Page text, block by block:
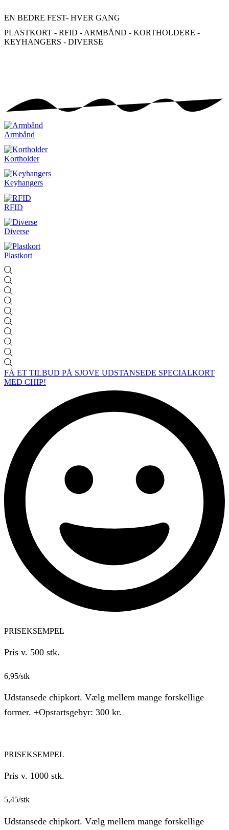
EN BEDRE FEST- HVER GANG
PLASTKORT - RFID - ARMBÅND - KORTHOLDERE -
KEYHANGERS - DIVERSE
Armbånd
Kortholder
Keyhangers
RFID
Diverse
Plastkort
FÅ ET TILBUD PÅ SJOVE UDSTANSEDE SPECIALKORT
MED CHIP!
PRISEKSEMPEL
Pris v. 500 stk.
6,95/stk
Udstansede chipkort. Vælg mellem mange forskellige
former. +Opstartsgebyr: 300 kr.
PRISEKSEMPEL
Pris v. 1000 stk.
5,45/stk
Udstansede chipkort. Vælg mellem mange forskellige